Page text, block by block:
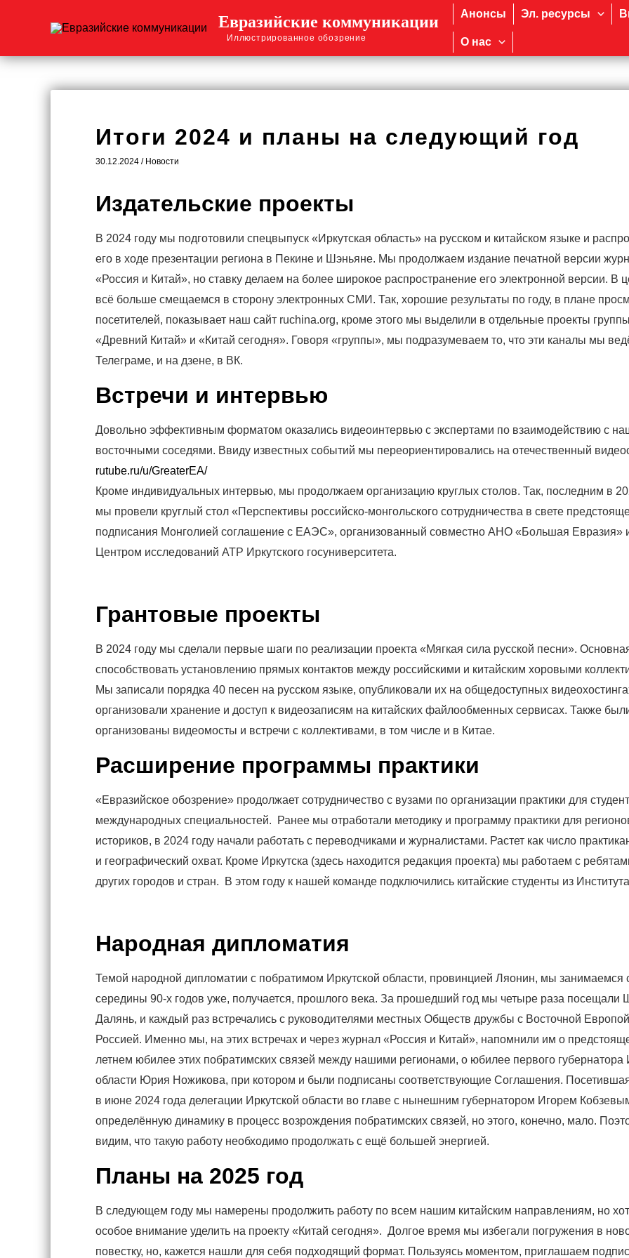
Евразийские коммуникации
Иллюстрированное обозрение
Анонсы Эл. ресурсы
О нас
Итоги 2024 и планы на следующий год
30.12.2024 / Новости
Издательские проекты
В 2024 году мы подготовили спецвыпуск «Иркутская область» на русском и китайском языке и
его в ходе презентации региона в Пекине и Шэньяне. Мы продолжаем издание печатной версии
«Россия и Китай», но ставку делаем на более широкое распространение его электронной версии. В
всё больше смещаемся в сторону электронных СМИ. Так, хорошие результаты по году, в плане
посетителей, показывает наш сайт ruchina.org, кроме этого мы выделили в отдельные проекты
«Древний Китай» и «Китай сегодня». Говоря «группы», мы подразумеваем то, что эти каналы мы
Телеграме, и на дзене, в ВК.
Встречи и интервью
Довольно эффективным форматом оказались видеоинтервью с экспертами по взаимодействию с
восточными соседями. Ввиду известных событий мы переориентировались на отечественный
rutube.ru/u/GreaterEA/
Кроме индивидуальных интервью, мы продолжаем организацию круглых столов. Так, последним в
мы провели круглый стол «Перспективы российско-монгольского сотрудничества в свете
подписания Монголией соглашение с ЕАЭС», организованный совместно АНО «Большая Евразия»
Центром исследований АТР Иркутского госуниверситета.
Грантовые проекты
В 2024 году мы сделали первые шаги по реализации проекта «Мягкая сила русской песни».
способствовать установлению прямых контактов между российскими и китайским хоровыми
Мы записали порядка 40 песен на русском языке, опубликовали их на общедоступных
организовали хранение и доступ к видеозаписям на китайских файлообменных сервисах. Также
организованы видеомосты и встречи с коллективами, в том числе и в Китае.
Расширение программы практики
«Евразийское обозрение» продолжает сотрудничество с вузами по организации практики для
международных специальностей. Ранее мы отработали методику и программу практики для
историков, в 2024 году начали работать с переводчиками и журналистами. Растет как число
и географический охват. Кроме Иркутска (здесь находится редакция проекта) мы работаем с
других городов и стран. В этом году к нашей команде подключились китайские студенты из
Народная дипломатия
Темой народной дипломатии с побратимом Иркутской области, провинцией Ляонин, мы занимаемся
середины 90-х годов уже, получается, прошлого века. За прошедший год мы четыре раза посещали
Далянь, и каждый раз встречались с руководителями местных Обществ дружбы с Восточной
Россией. Именно мы, на этих встречах и через журнал «Россия и Китай», напомнили им о
летнем юбилее этих побратимских связей между нашими регионами, о юбилее первого губернатора
области Юрия Ножикова, при котором и были подписаны соответствующие Соглашения.
в июне 2024 года делегации Иркутской области во главе с нынешним губернатором Игорем
определённую динамику в процесс возрождения побратимских связей, но этого, конечно, мало.
видим, что такую работу необходимо продолжать с ещё большей энергией.
Планы на 2025 год
В следующем году мы намерены продолжить работу по всем нашим китайским направлениям, но
особое внимание уделить на проекту «Китай сегодня». Долгое время мы избегали погружения в
повестку, но, кажется нашли для себя подходящий формат. Пользуясь моментом, приглашаем